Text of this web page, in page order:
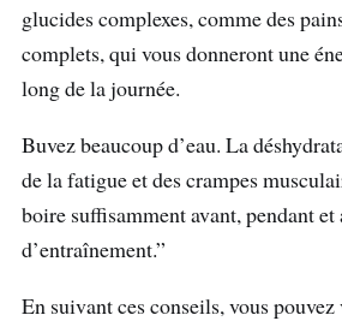
glucides complexes, comme des
complets, qui vous donneront une
long de la journée.
Buvez beaucoup d’eau. La
de la fatigue et des crampes
boire suffisamment avant, pendant et
d’entraînement.”
En suivant ces conseils, vous pouvez